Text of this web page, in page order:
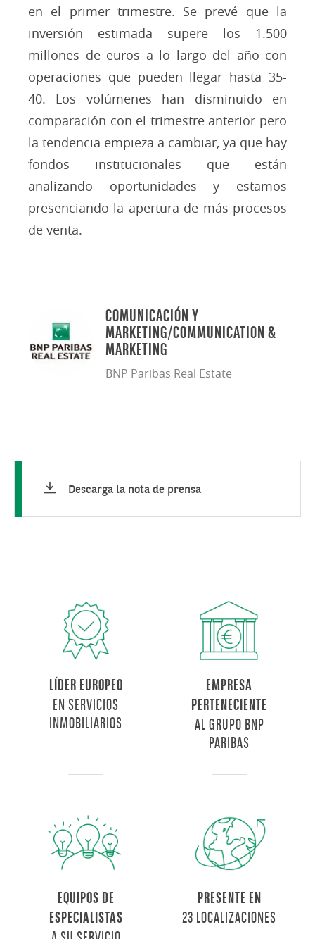
en el primer trimestre. Se prevé que la
inversión estimada supere los 1.500
millones de euros a lo largo del año con
operaciones que pueden llegar hasta 35-
40. Los volúmenes han disminuido en
comparación con el trimestre anterior pero
la tendencia empieza a cambiar, ya que hay
fondos institucionales que están
analizando oportunidades y estamos
presenciando la apertura de más procesos
de venta.
COMUNICACIÓN Y
MARKETING/COMMUNICATION &
MARKETING
BNP Paribas Real Estate
Descarga la nota de prensa
LÍDER EUROPEO
EN SERVICIOS
INMOBILIARIOS
EMPRESA
PERTENECIENTE
AL GRUPO BNP
PARIBAS
EQUIPOS DE
ESPECIALISTAS
PRESENTE EN
23 LOCALIZACIONES